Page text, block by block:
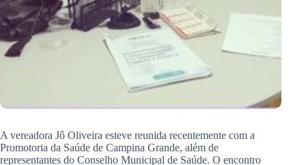
A vereadora Jô Oliveira esteve reunida recentemente com a
Promotoria da Saúde de Campina Grande, além de
representantes do Conselho Municipal de Saúde. O encontro